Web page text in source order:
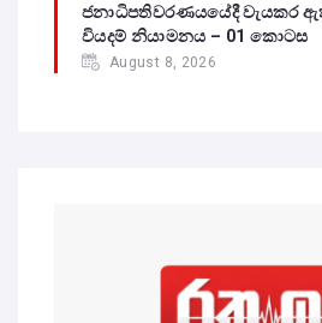
ජනාධිපතිවරණයයේදී වැයකර
වියදම් නියාමනය – 01 කොටස
August 8, 2026